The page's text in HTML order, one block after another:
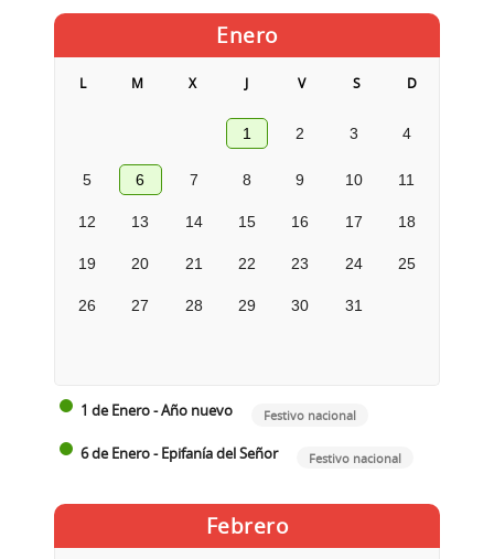
Enero
L M X J V S D
1 2 3 4
5 6 7 8 9 10 11
12 13 14 15 16 17 18
19 20 21 22 23 24 25
26 27 28 29 30 31
1 de Enero - Año nuevo Festivo nacional
6 de Enero - Epifanía del Señor Festivo nacional
Febrero